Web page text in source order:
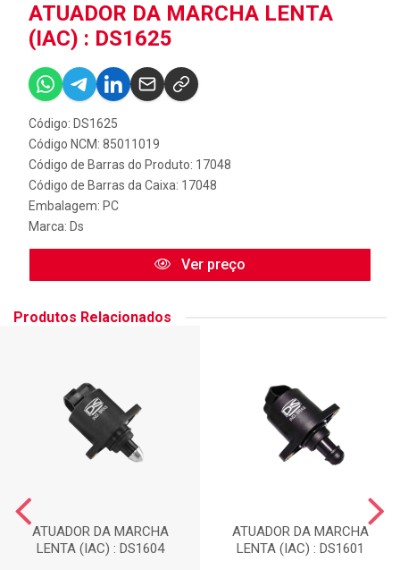
ATUADOR DA MARCHA LENTA
(IAC) : DS1625
Código: DS1625
Código NCM: 85011019
Código de Barras do Produto: 17048
Código de Barras da Caixa: 17048
Embalagem: PC
Marca: Ds
Ver preço
Produtos Relacionados
ATUADOR DA MARCHA
LENTA (IAC) : DS1604
ATUADOR DA MARCHA
LENTA (IAC) : DS1601